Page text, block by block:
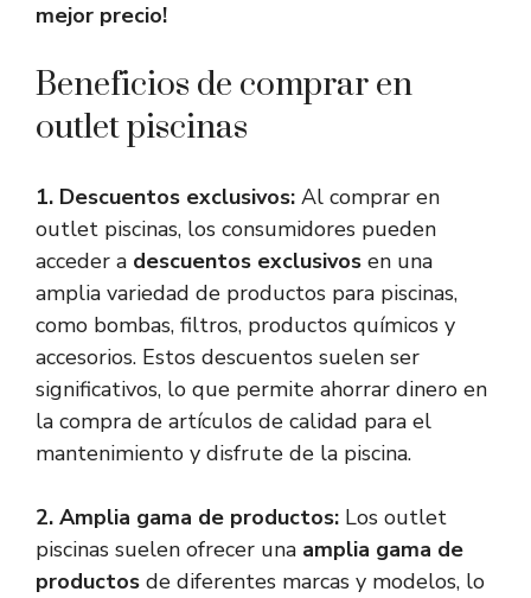
mejor precio!
Beneficios de comprar en
outlet piscinas
1. Descuentos exclusivos: Al comprar en
outlet piscinas, los consumidores pueden
acceder a descuentos exclusivos en una
amplia variedad de productos para piscinas,
como bombas, filtros, productos químicos y
accesorios. Estos descuentos suelen ser
significativos, lo que permite ahorrar dinero en
la compra de artículos de calidad para el
mantenimiento y disfrute de la piscina.
2. Amplia gama de productos: Los outlet
piscinas suelen ofrecer una amplia gama de
productos de diferentes marcas y modelos, lo